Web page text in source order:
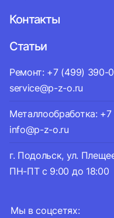
Мы в соцсетях:
Контакты
Статьи
Ремонт: +7 (499) 390-
service@p-z-o.ru
Металлообработка:
info@p-z-o.ru
г. Подольск, ул.
ПН-ПТ с 9:00 до 18:00